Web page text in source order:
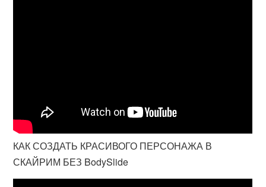
КАК СОЗДАТЬ КРАСИВОГО ПЕРСОНАЖА В
СКАЙРИМ БЕЗ BodySlide